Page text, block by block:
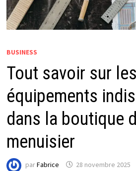
BUSINESS
Tout savoir sur les
équipements
dans la boutique
menuisier
parFabrice 28 novembre 2025